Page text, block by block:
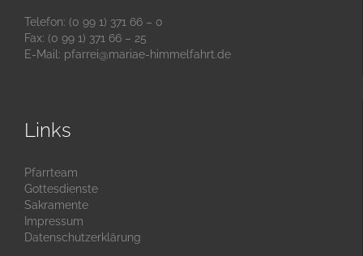
Telefon: (0 99 1) 371 66 – 0
Fax: (0 99 1) 371 66 – 25
E-Mail: pfarrei@mariae-himmelfahrt.de
Links
Pfarrteam
Gottesdienste
Sakramente
Impressum
Datenschutzerklärung